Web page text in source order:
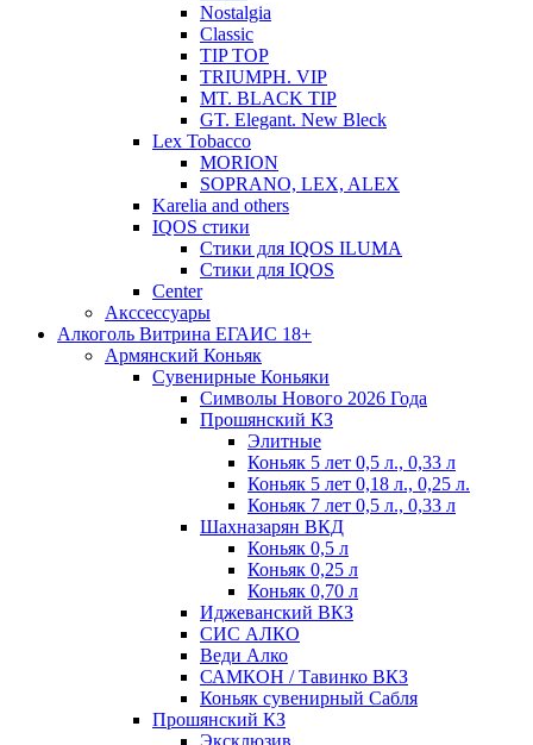
Nostalgia
Classic
TIP TOP
TRIUMPH. VIP
MT. BLACK TIP
GT. Elegant. New Bleck
Lex Tobacco
MORION
SOPRANO, LEX, ALEX
Karelia and others
IQOS стики
Стики для IQOS ILUMA
Стики для IQOS
Сenter
Акссессуары
Алкоголь Витрина ЕГАИС 18+
Армянский Коньяк
Сувенирные Коньяки
Символы Нового 2026 Года
Прошянский КЗ
Элитные
Коньяк 5 лет 0,5 л., 0,33 л
Коньяк 5 лет 0,18 л., 0,25 л.
Коньяк 7 лет 0,5 л., 0,33 л
Шахназарян ВКД
Коньяк 0,5 л
Коньяк 0,25 л
Коньяк 0,70 л
Иджеванский ВКЗ
СИС АЛКО
Веди Алко
САМКОН / Тавинко ВКЗ
Коньяк сувенирный Сабля
Прошянский КЗ
Эксклюзив